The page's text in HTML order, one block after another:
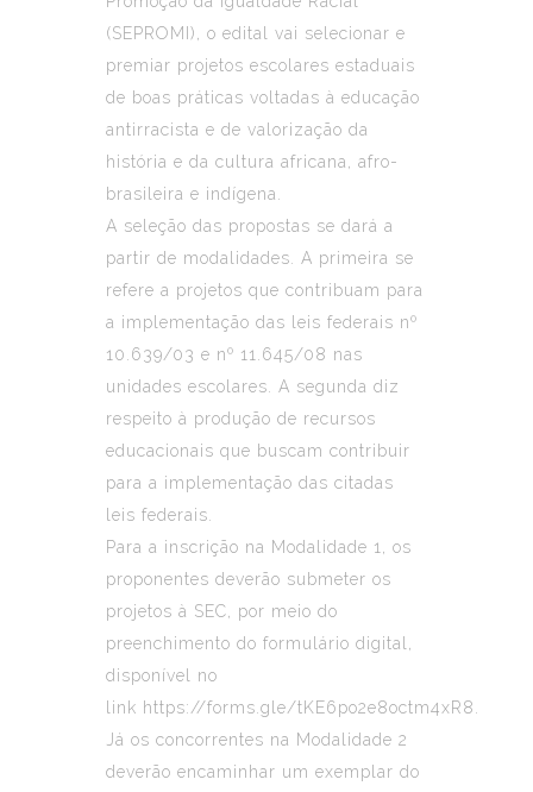
(SEPROMI), o edital vai selecionar e
premiar projetos escolares estaduais
de boas práticas voltadas à educação
antirracista e de valorização da
história e da cultura africana, afro-
brasileira e indígena.
A seleção das propostas se dará a
partir de modalidades. A primeira se
refere a projetos que contribuam para
a implementação das leis federais nº
10.639/03 e nº 11.645/08 nas
unidades escolares. A segunda diz
respeito à produção de recursos
educacionais que buscam contribuir
para a implementação das citadas
leis federais.
Para a inscrição na Modalidade 1, os
proponentes deverão submeter os
projetos à SEC, por meio do
preenchimento do formulário digital,
disponível no
link https://forms.gle/tKE6po2e8octm4xR8
Já os concorrentes na Modalidade 2
deverão encaminhar um exemplar do